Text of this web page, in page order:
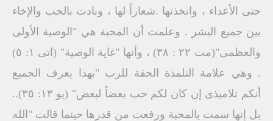
حتى الأعداء ، واتخذتها .شعاراً لها ، ونادت بالحب والإخاء
بين جميع البشر . وعلمت أن المحبة هي "الوصية الأولى
والعظمى"(مت ۲۲ : ۳۸) ، وأنها "غاية الوصية" (اتى ١: ٥)
. وهي علامة التلمذة الحقة للرب "بهذا يعرف الجميع
أنكم تلاميذى إن كان لكم حب بعضاً لبعض" (يو ١٣: ٣٥)..
بل إنها سمت بالمحبة ورفعت من قدرها حينما قالت "الله